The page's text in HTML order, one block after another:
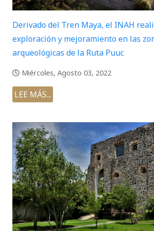
Derivado del Tren Maya, el INAH
exploración y mejoramiento en las
arqueológicas de la Ruta Puuc
Miércoles, Agosto 03, 2022
LEE MÁS...